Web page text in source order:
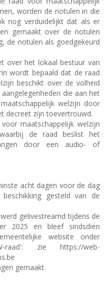
worden de notulen in die
nog verduidelijkt dat als er
gemaakt over de notulen
de notulen als goedgekeurd
over het lokaal bestuur van
wordt bepaald dat de raad
beschikt over de volheid
die aan het
welzijn door
decreet zijn toevertrouwd.
maatschappelijk welzijn
de raad beslist het
door een audio- of
acht dagen voor de dag
gesteld van de
gelivestreamd tijdens de
2025 en bleef sindsdien
website onder
raad': zie https://web-
gemaakt.